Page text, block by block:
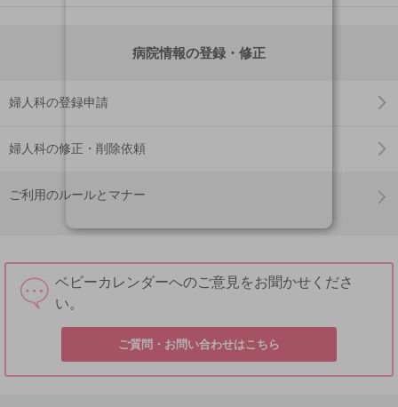
病院情報の登録・修正
婦人科の登録申請
婦人科の修正・削除依頼
ご利用のルールとマナー
ベビーカレンダーへのご意見をお聞かせくださ
い。
ご質問・お問い合わせはこちら